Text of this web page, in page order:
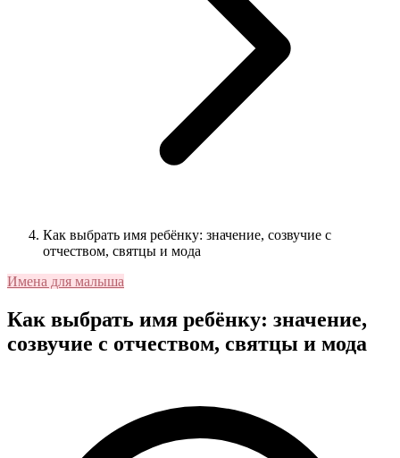
Как выбрать имя ребёнку: значение, созвучие с
отчеством, святцы и мода
Имена для малыша
Как выбрать имя ребёнку: значение,
созвучие с отчеством, святцы и мода